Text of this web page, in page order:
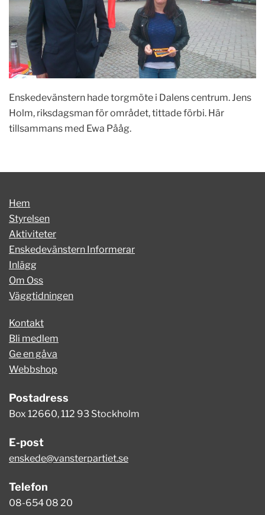
Enskedevänstern hade torgmöte i Dalens centrum. Jens
Holm, riksdagsman för området, tittade förbi. Här
tillsammans med Ewa Pååg.
Hem
Styrelsen
Aktiviteter
Enskedevänstern Informerar
Inlägg
Om Oss
Väggtidningen
Kontakt
Bli medlem
Ge en gåva
Webbshop
Postadress
Box 12660, 112 93 Stockholm
E-post
enskede@vansterpartiet.se
Telefon
08-654 08 20